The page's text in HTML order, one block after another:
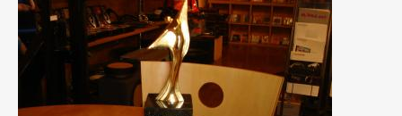
2023年10月(2)
2023年9月(1)
2023年8月 (2)